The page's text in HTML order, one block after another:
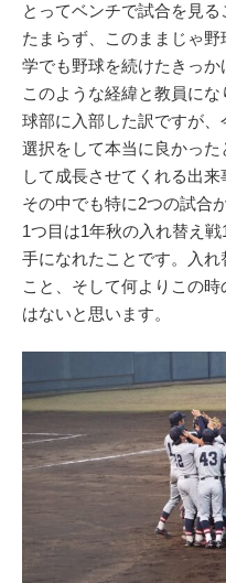
とってベンチで試合を見
たまらず、このままじゃ
学でも野球を続けたきっか
このような経緯と教員に
球部に入部した訳ですが
選択をして本当に良かっ
して成長させてくれる出来
その中でも特に2つの試合
1つ目は1年秋の入れ替え
手になれたことです。入
こと、そして何よりこの
はないと思います。